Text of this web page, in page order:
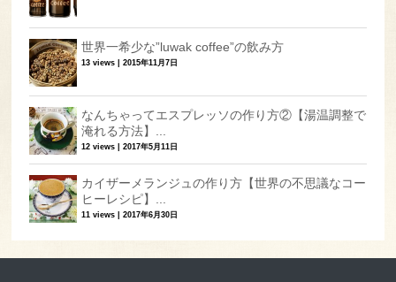
世界一希少な”luwak coffee”の飲み方
13 views |2015年11月7日
なんちゃってエスプレッソの作り方②【湯温調整で
淹れる方法】...
12 views |2017年5月11日
カイザーメランジュの作り方【世界の不思議なコー
ヒーレシピ】...
11 views |2017年6月30日